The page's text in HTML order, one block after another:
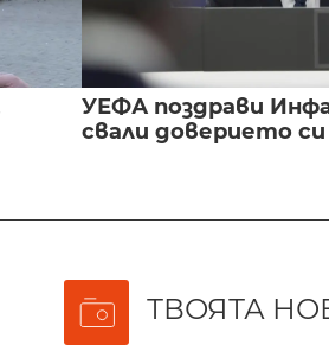
УЕФА поздрави
свали доверието
ТВОЯТА